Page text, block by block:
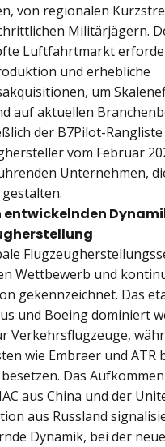
von regionalen
Militärjägern.
Luftfahrtmarkt
und erhebliche
um
auf aktuellen
der B7Pilot-
vom Februar
Unternehmen,
entwickelnden
Wettbewerb und
gekennzeichnet. Das
und Boeing dominiert
Verkehrsflugzeuge,
wie Embraer und ATR
Das
aus China und der
aus Russland
Dynamik, bei der